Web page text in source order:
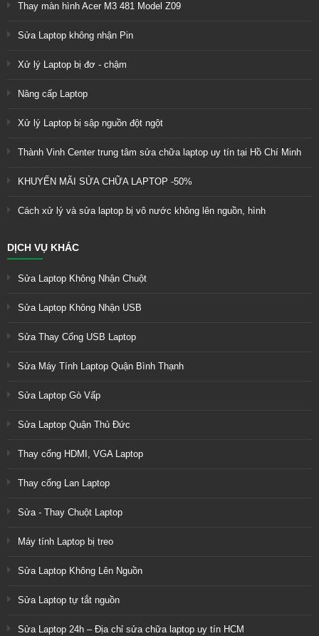
Thay màn hình Acer M3 481 Model Z09
Sửa Laptop không nhận Pin
Xử lý Laptop bị đơ - chậm
Nâng cấp Laptop
Xử lý Laptop bị sập nguồn đột ngột
Thành Vinh Center trung tâm sửa chữa laptop uy tín tại Hồ Chí Minh
KHUYẾN MÃI SỬA CHỮA LAPTOP -50%
Cách xử lý và sửa laptop bị vô nước không lên nguồn, hình
DỊCH VỤ KHÁC
Sửa Laptop Không Nhận Chuột
Sửa Laptop Không Nhận USB
Sửa Thay Cổng USB Laptop
Sửa Máy Tính Laptop Quận Bình Thạnh
Sửa Laptop Gò Vấp
Sửa Laptop Quận Thủ Đức
Thay cổng HDMI, VGA Laptop
Thay cổng Lan Laptop
Sửa - Thay Chuột Laptop
Máy tính Laptop bị treo
Sửa Laptop Không Lên Nguồn
Sửa Laptop tự tắt nguồn
Sửa Laptop 24h – Địa chỉ sửa chữa laptop uy tín HCM